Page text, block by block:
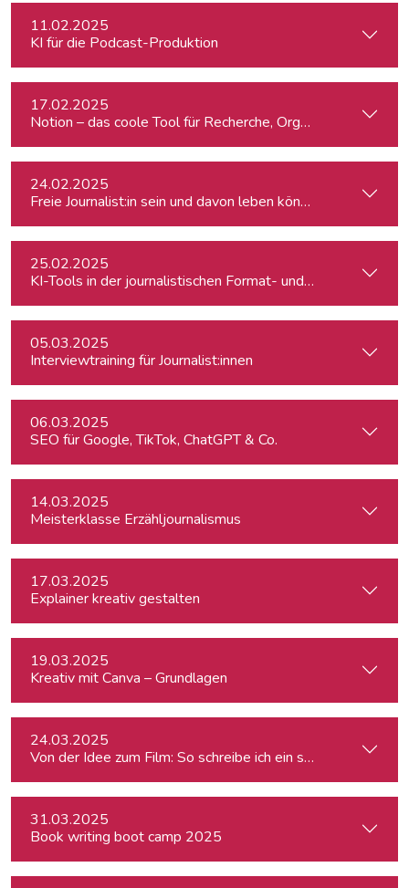
11.02.2025
KI für die Podcast-Produktion
17.02.2025
Notion – das coole Tool für Recherche, Organisation &
24.02.2025
Freie Journalist:in sein und davon leben können: So geht's
25.02.2025
KI-Tools in der journalistischen Format- und
05.03.2025
Interviewtraining für Journalist:innen
06.03.2025
SEO für Google, TikTok, ChatGPT & Co.
14.03.2025
Meisterklasse Erzähljournalismus
17.03.2025
Explainer kreativ gestalten
19.03.2025
Kreativ mit Canva – Grundlagen
24.03.2025
Von der Idee zum Film: So schreibe ich ein schlüssiges
31.03.2025
Book writing boot camp 2025